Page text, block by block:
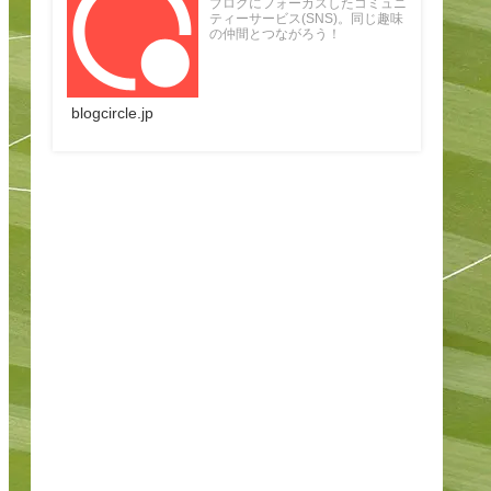
ブログにフォーカスしたコミュニ
ティーサービス(SNS)。同じ趣味
の仲間とつながろう！
blogcircle.jp